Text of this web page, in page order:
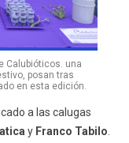
Calubióticos. una
posan tras
en esta edición.
a las calugas
y Franco Tabilo.